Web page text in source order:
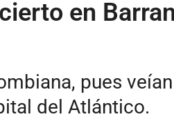
en
pues
del Atlántico.